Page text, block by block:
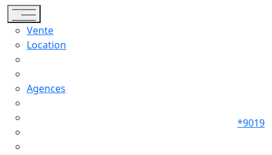
Toggle navigation
Vente
Location
Agences
*9019